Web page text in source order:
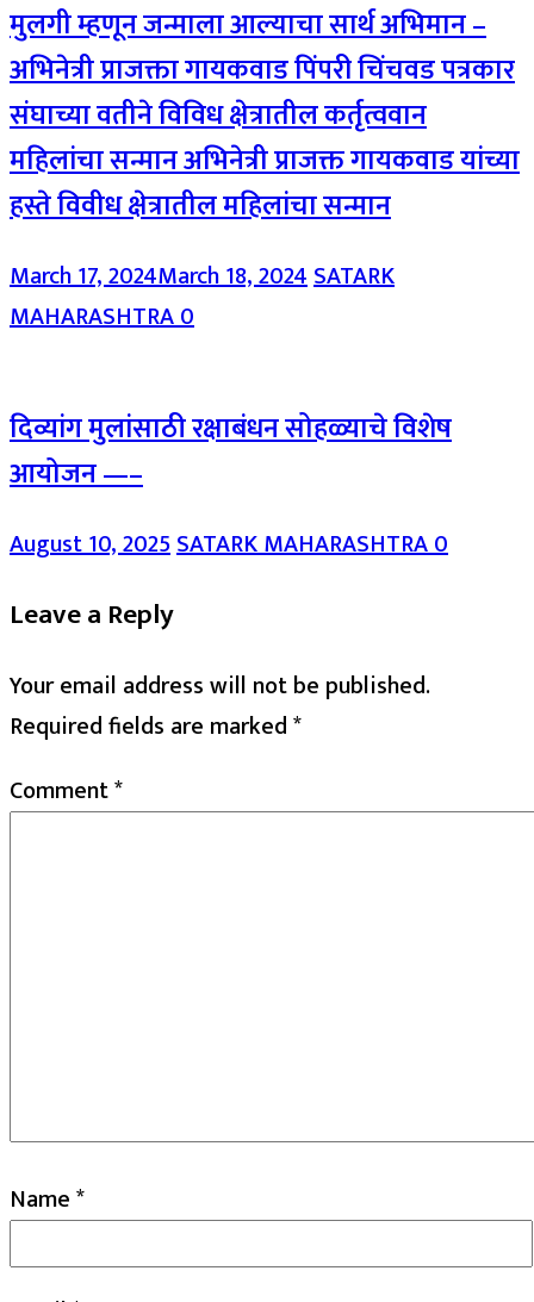
मुलगी म्हणून जन्माला आल्याचा सार्थ अभिमान –
अभिनेत्री प्राजक्ता गायकवाड पिंपरी चिंचवड पत्रकार
संघाच्या वतीने विविध क्षेत्रातील कर्तृत्ववान
महिलांचा सन्मान अभिनेत्री प्राजक्त गायकवाड यांच्या
हस्ते विवीध क्षेत्रातील महिलांचा सन्मान
March 17, 2024March 18, 2024SATARK
MAHARASHTRA0
दिव्यांग मुलांसाठी रक्षाबंधन सोहळ्याचे विशेष
आयोजन —–
August 10, 2025SATARK MAHARASHTRA0
Leave a Reply
Your email address will not be published.
Required fields are marked*
Comment*
Name*